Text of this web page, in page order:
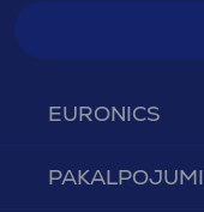
EURONICS
PAKALPOJUMI